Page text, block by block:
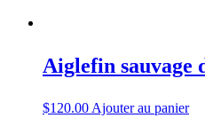
Aiglefin sauvage
$120.00 Ajouter au panier